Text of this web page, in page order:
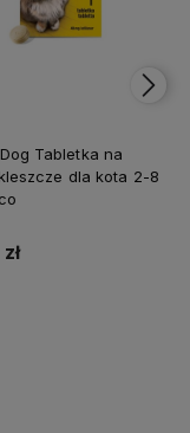
ADTAB Dog Tabletka
pchły i kleszcze dla